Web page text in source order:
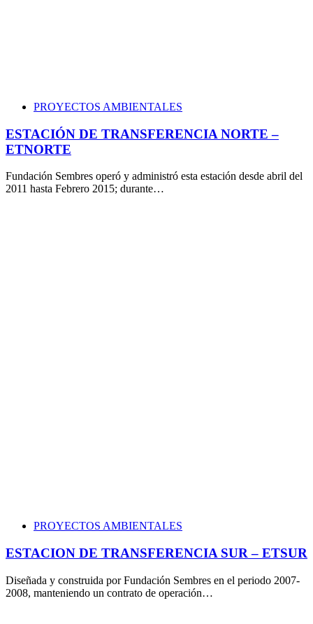
PROYECTOS AMBIENTALES
ESTACIÓN DE TRANSFERENCIA NORTE –
ETNORTE
Fundación Sembres operó y administró esta estación desde abril del
2011 hasta Febrero 2015; durante…
PROYECTOS AMBIENTALES
ESTACION DE TRANSFERENCIA SUR – ETSUR
Diseñada y construida por Fundación Sembres en el periodo 2007-
2008, manteniendo un contrato de operación…